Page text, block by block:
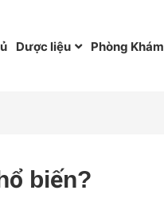
Dược liệu Phòng Khám
biến?